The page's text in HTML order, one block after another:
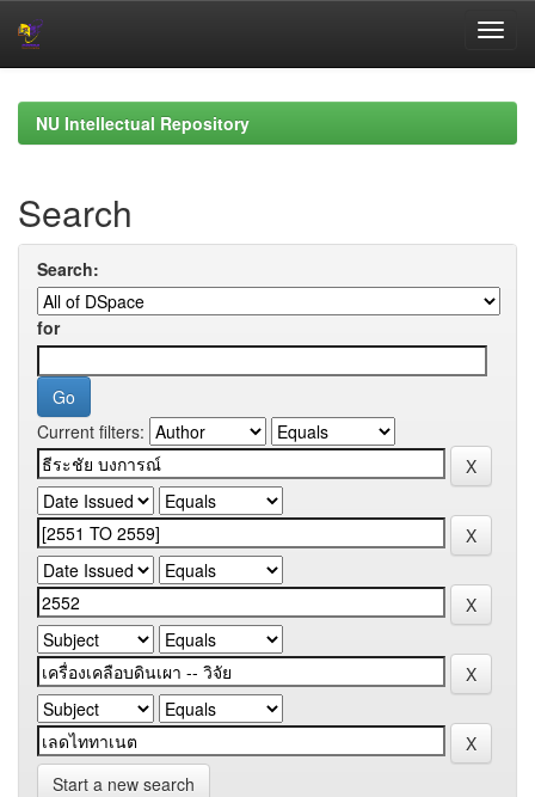
navigationNU Intellectual Repository
Search
Search:
for
Current filters:
Start a new search